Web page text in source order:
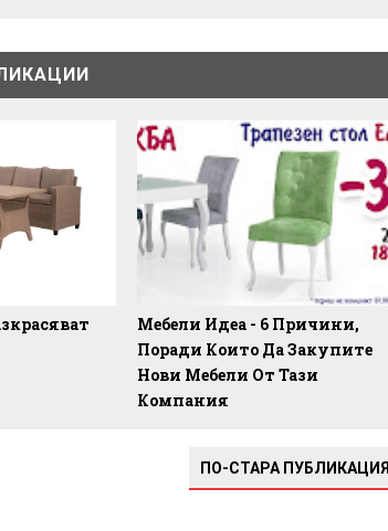
Мебели Идеа - 6 Причини,
Поради Които Да Закупите
Нови Мебели От Тази
Компания
ПО-СТАРА ПУБЛИКАЦИЯ